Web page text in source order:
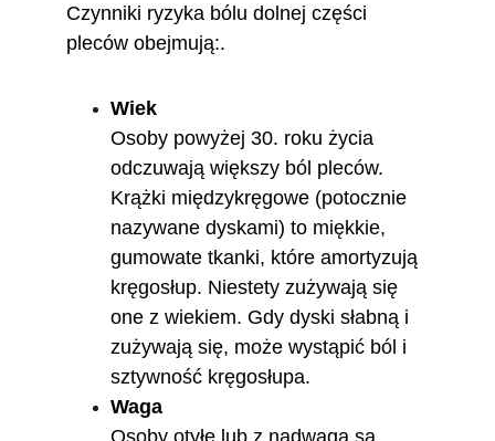
Czynniki ryzyka bólu dolnej części
pleców obejmują:.
Wiek
Osoby powyżej 30. roku życia
odczuwają większy ból pleców.
Krążki międzykręgowe (potocznie
nazywane dyskami) to miękkie,
gumowate tkanki, które amortyzują
kręgosłup. Niestety zużywają się
one z wiekiem. Gdy dyski słabną i
zużywają się, może wystąpić ból i
sztywność kręgosłupa.
Waga
Osoby otyłe lub z nadwagą są